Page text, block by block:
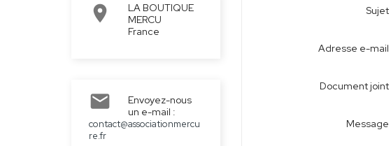

LA BOUTIQUE
MERCU
France

Envoyez-nous
un e-mail :
contact@associationmercu
re.fr
Sujet
Adresse e-mail
Document joint
Message